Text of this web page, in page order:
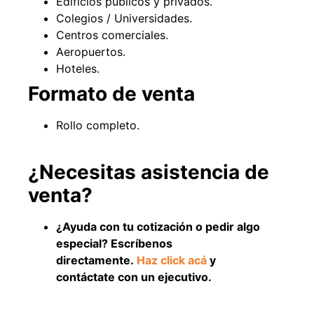
Colegios / Universidades.
Centros comerciales.
Aeropuertos.
Hoteles.
Formato de venta
Rollo completo.
¿Necesitas asistencia de
venta?
¿Ayuda con tu cotización o pedir algo
especial? Escríbenos
directamente. Haz click acá y
contáctate con un ejecutivo.
Explora más productos